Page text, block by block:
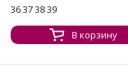
36 37 38 39
В корзину